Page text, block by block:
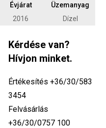
Évjárat
2016
Üzemanyag
Dízel
Kérdése van?
Hívjon minket.
Értékesítés +36/30/583
3454
Felvásárlás
+36/30/0757 100